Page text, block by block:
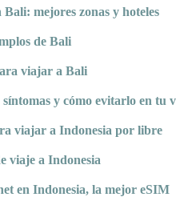
mejores zonas y hoteles
de Bali
viajar a Bali
y cómo evitarlo en tu
viajar a Indonesia por libre
viaje a Indonesia
en Indonesia, la mejor eSIM